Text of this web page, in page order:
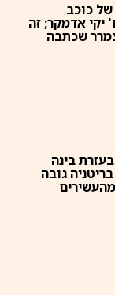
כוכב
יקי אדמקר; זה
שכתבה
בינה
גובה